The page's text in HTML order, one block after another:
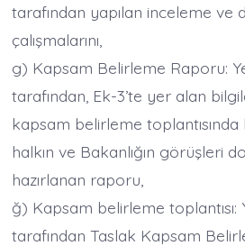
tarafından yapılan inceleme ve
çalışmalarını,
g) Kapsam Belirleme Raporu:
tarafından, Ek-3’te yer alan
kapsam belirleme
halkın ve Bakanlığın görüşleri
hazırlanan raporu,
ğ) Kapsam belirleme toplantısı:
tarafından Taslak Kapsam